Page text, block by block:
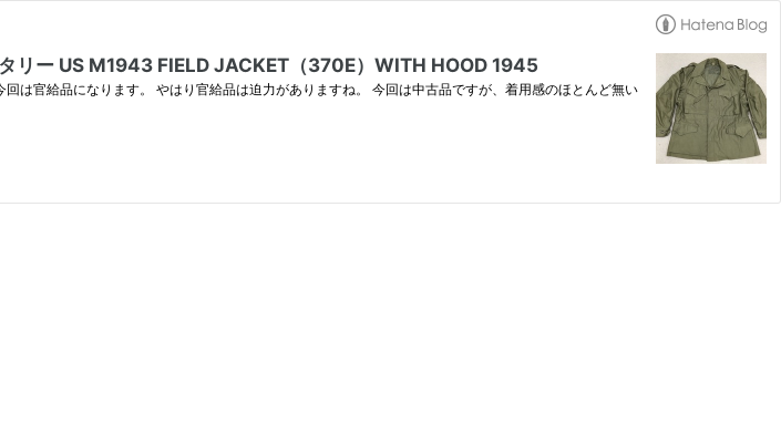
ー US M1943 FIELD JACKET（370E）WITH HOOD 1945
は官給品になります。 やはり官給品は迫力がありますね。 今回は中古品ですが、着用感のほとんど無い